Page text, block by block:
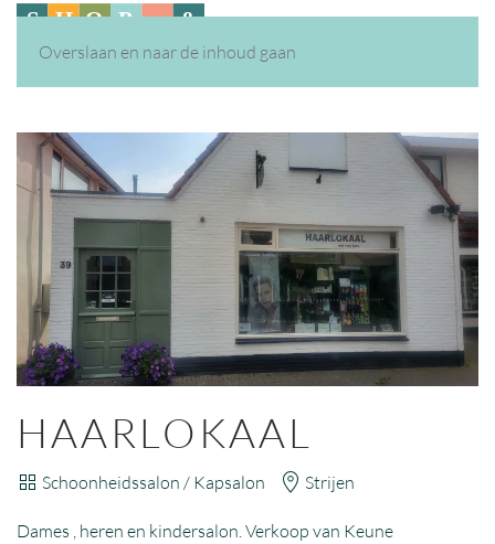
Overslaan en naar de inhoud gaan
HAARLOKAAL
Schoonheidssalon / Kapsalon Strijen
Dames , heren en kindersalon. Verkoop van Keune